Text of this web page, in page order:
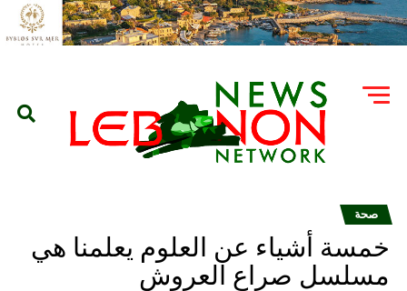
صحة
خمسة أشياء عن العلوم يعلمنا هي
مسلسل صراع العروش